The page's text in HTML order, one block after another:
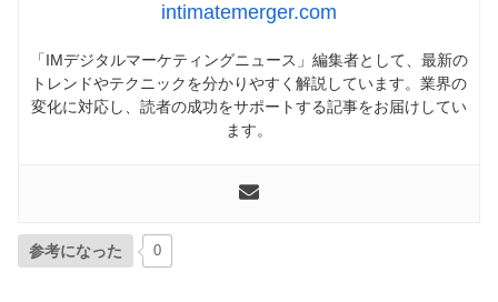
intimatemerger.com
「IMデジタルマーケティングニュース」編集者として、最新の
トレンドやテクニックを分かりやすく解説しています。業界の
変化に対応し、読者の成功をサポートする記事をお届けしてい
ます。
参考になった 0